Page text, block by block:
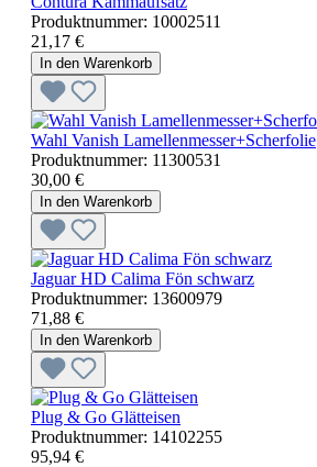
Produktnummer: 10002511
21,17 €
In den Warenkorb
Wahl Vanish Lamellenmesser+Scherfolie
Produktnummer: 11300531
30,00 €
In den Warenkorb
Jaguar HD Calima Fön schwarz
Produktnummer: 13600979
71,88 €
In den Warenkorb
Plug & Go Glätteisen
Produktnummer: 14102255
95,94 €